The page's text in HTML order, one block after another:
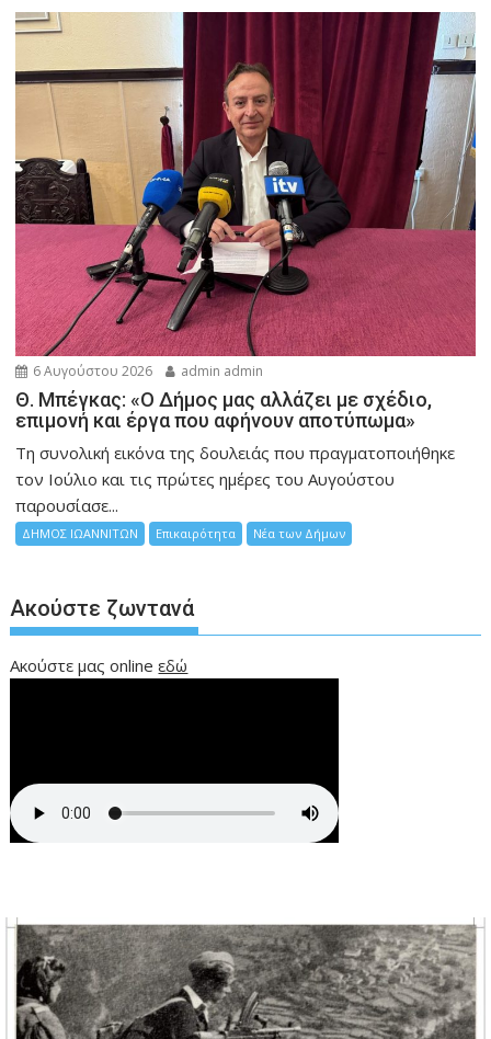
6 Αυγούστου 2026 admin admin
Θ. Μπέγκας: «Ο Δήμος μας αλλάζει με σχέδιο,
επιμονή και έργα που αφήνουν αποτύπωμα»
Τη συνολική εικόνα της δουλειάς που πραγματοποιήθηκε
τον Ιούλιο και τις πρώτες ημέρες του Αυγούστου
παρουσίασε...
ΔΗΜΟΣ ΙΩΑΝΝΙΤΩΝ Επικαιρότητα Νέα των Δήμων
Ακούστε ζωντανά
Ακούστε μας onlineεδώ